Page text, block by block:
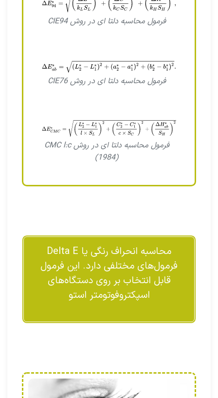
فرمول محاسبه دلتا ای در روش CIE94
فرمول محاسبه دلتا ای در روش CIE76
فرمول محاسبه دلتا ای در روش CMC l:c
(1984)
محاسبه انحراف رنگی یا Delta E
فرمول‌های مختلفی دارد. این فرمول
قابل انتخاب بر روی دستگاه‌های
اسپکتروفوتومتر استو